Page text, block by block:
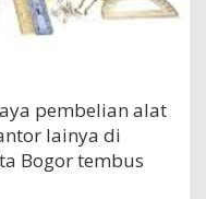
pembelian alat
lainya di
Bogor tembus